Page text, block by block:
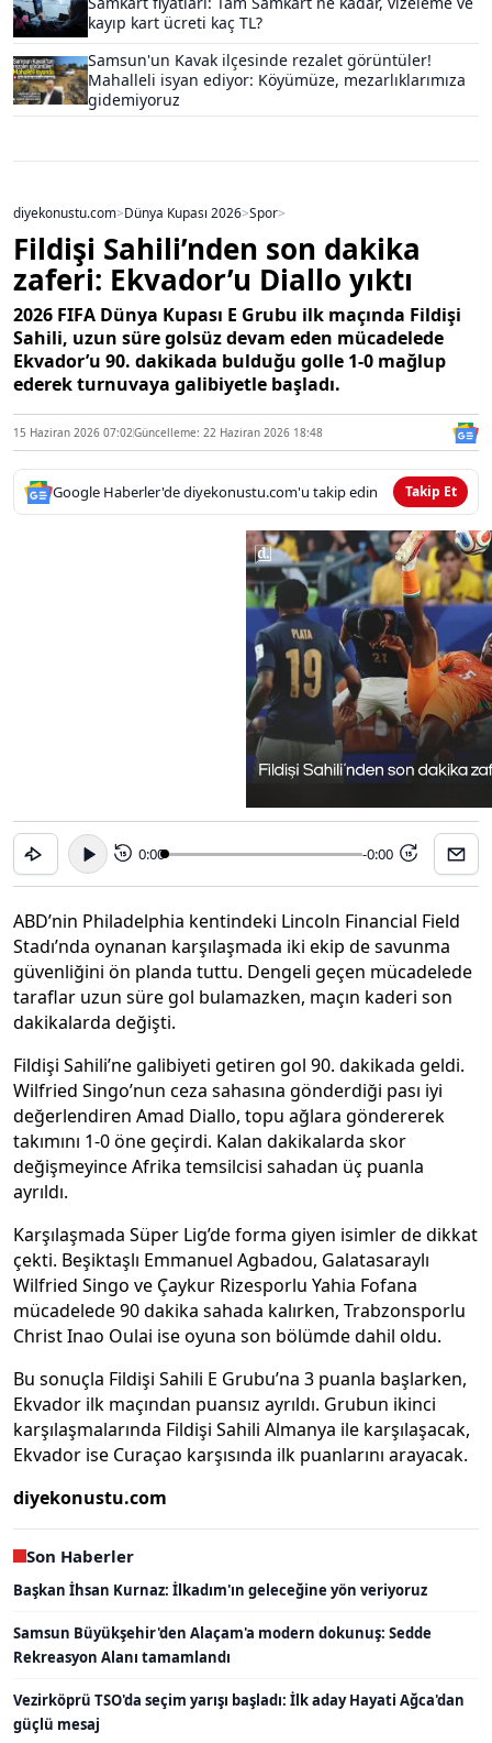
kayıp kart ücreti kaç TL?
Samsun'un Kavak ilçesinde rezalet görüntüler!
Mahalleli isyan ediyor: Köyümüze, mezarlıklarımıza
gidemiyoruz
diyekonustu.com>Dünya Kupası 2026>Spor>
Fildişi Sahili’nden son dakika
zaferi: Ekvador’u Diallo yıktı
2026 FIFA Dünya Kupası E Grubu ilk maçında Fildişi
Sahili, uzun süre golsüz devam eden mücadelede
Ekvador’u 90. dakikada bulduğu golle 1-0 mağlup
ederek turnuvaya galibiyetle başladı.
15 Haziran 2026 07:02Güncelleme: 22 Haziran 2026 18:48
Google Haberler'de diyekonustu.com'u takip edin Takip Et
15 0:00 -0:00 15
ABD’nin Philadelphia kentindeki Lincoln Financial Field
Stadı’nda oynanan karşılaşmada iki ekip de savunma
güvenliğini ön planda tuttu. Dengeli geçen mücadelede
taraflar uzun süre gol bulamazken, maçın kaderi son
dakikalarda değişti.
Fildişi Sahili’ne galibiyeti getiren gol 90. dakikada geldi.
Wilfried Singo’nun ceza sahasına gönderdiği pası iyi
değerlendiren Amad Diallo, topu ağlara göndererek
takımını 1-0 öne geçirdi. Kalan dakikalarda skor
değişmeyince Afrika temsilcisi sahadan üç puanla
ayrıldı.
Karşılaşmada Süper Lig’de forma giyen isimler de dikkat
çekti. Beşiktaşlı Emmanuel Agbadou, Galatasaraylı
Wilfried Singo ve Çaykur Rizesporlu Yahia Fofana
mücadelede 90 dakika sahada kalırken, Trabzonsporlu
Christ Inao Oulai ise oyuna son bölümde dahil oldu.
Bu sonuçla Fildişi Sahili E Grubu’na 3 puanla başlarken,
Ekvador ilk maçından puansız ayrıldı. Grubun ikinci
karşılaşmalarında Fildişi Sahili Almanya ile karşılaşacak,
Ekvador ise Curaçao karşısında ilk puanlarını arayacak.
diyekonustu.com
Son Haberler
Başkan İhsan Kurnaz: İlkadım'ın geleceğine yön veriyoruz
Samsun Büyükşehir'den Alaçam'a modern dokunuş: Sedde
Rekreasyon Alanı tamamlandı
Vezirköprü TSO'da seçim yarışı başladı: İlk aday Hayati Ağca'dan
güçlü mesaj